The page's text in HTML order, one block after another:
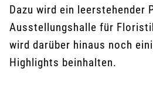
Dazu wird ein leerstehender
Ausstellungshalle für
wird darüber hinaus noch
Highlights beinhalten.